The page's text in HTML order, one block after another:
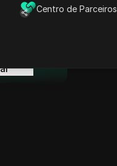
Centro de Parceiros
detecção
segura e